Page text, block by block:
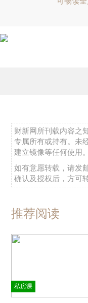
财新网所刊载内容之
专属所有或持有。未
建立镜像等任何使用。
如有意愿转载，请发
确认及授权后，方可转
推荐阅读
私房课